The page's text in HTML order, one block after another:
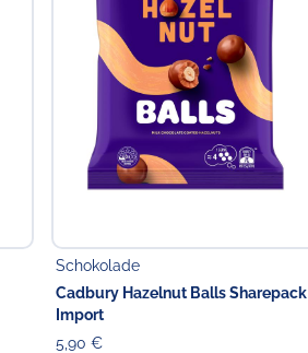
Schokolade
Cadbury Hazelnut Balls
Import
5,90 €